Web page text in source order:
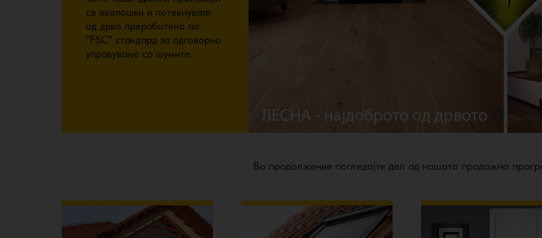
се еколошки и потекнуваат
од дрво преработено по
“FSC” стандард за одговорно
управување со шумите.
Во продолжение погледајте дел од нашата продажна